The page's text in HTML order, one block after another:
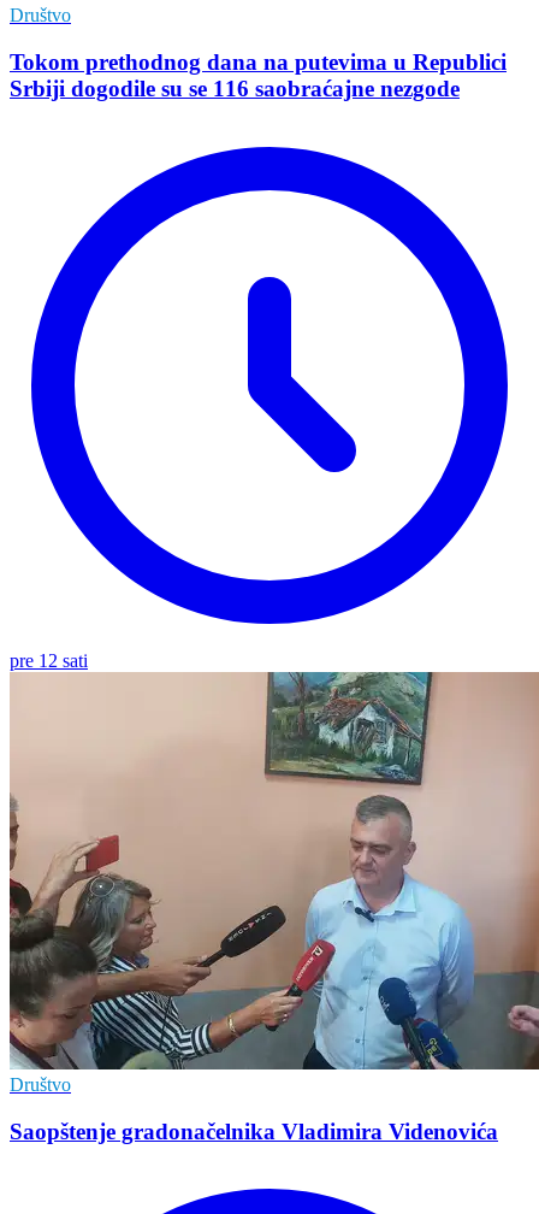
Društvo
Tokom prethodnog dana na putevima u Republici
Srbiji dogodile su se 116 saobraćajne nezgode
pre 12 sati
Društvo
Saopštenje gradonačelnika Vladimira Videnovića